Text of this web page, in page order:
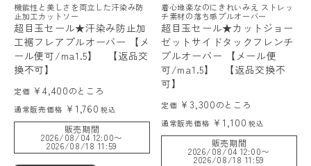
レディースボトムス
ファッション雑貨
会員ステージ特典プログラムについて
ご利用ガイド
機能性と美しさを両立した汗染み防
止加工カットソー
超目玉セール★汗染み防止加
工裾フレアプルオーバー 【メ
ール便可/ma1.5】 【返品交
換不可】
定価 ¥4,400のところ
通常販売価格 ¥ 1,760 税込
販売期間
2026/08/04 12:00〜
2026/08/18 11:59
着心地楽なのにきれいみえ ストレッ
チ素材の落ち感プルオーバー
超目玉セール★カットジョー
ゼットサイドタックフレンチ
プルオーバー 【メール便
可/ma1.5】 【返品交換不
可】
定価 ¥3,300のところ
通常販売価格 ¥ 1,100 税込
販売期間
2026/08/04 12:00〜
2026/08/18 11:59